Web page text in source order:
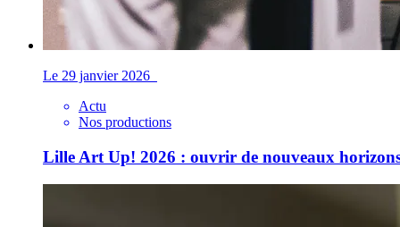
Le 29 janvier 2026
Actu
Nos productions
Lille Art Up! 2026 : ouvrir de nouveaux